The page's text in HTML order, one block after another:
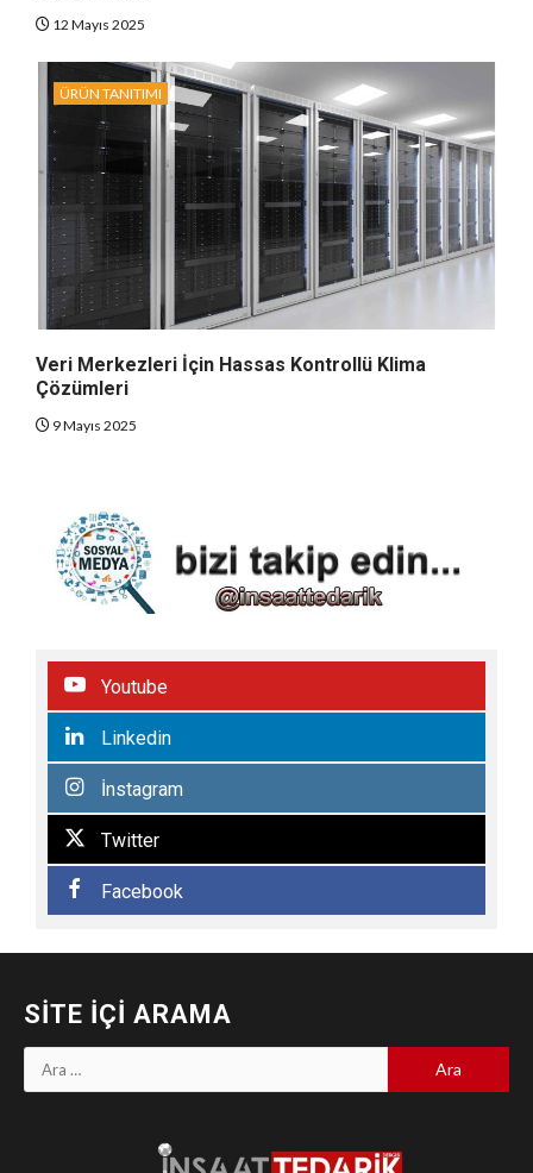
12 Mayıs 2025
ÜRÜN TANITIMI
Veri Merkezleri İçin Hassas Kontrollü Klima
Çözümleri
9 Mayıs 2025
Youtube
Linkedin
İnstagram
Twitter
Facebook
SITE İÇI ARAMA
Arama: